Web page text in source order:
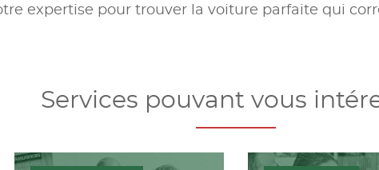
expertise pour trouver la voiture parfaite qui
Services pouvant vous